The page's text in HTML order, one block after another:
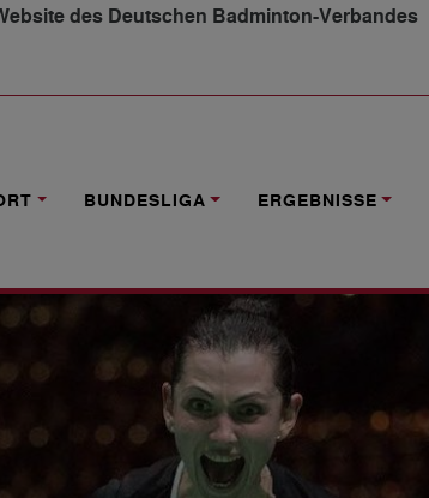
des Deutschen Badminton-Verbandes
BUNDESLIGA ERGEBNISSE